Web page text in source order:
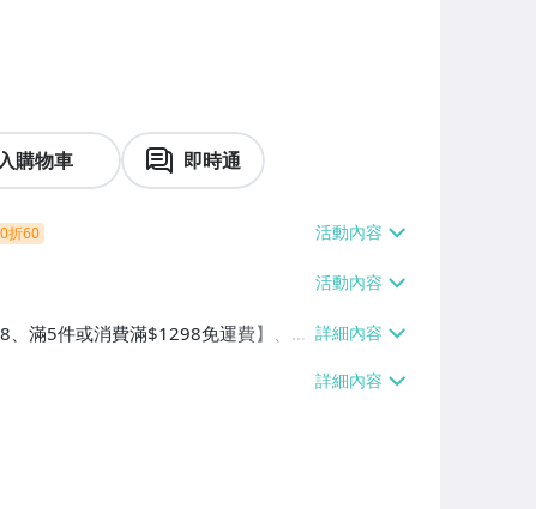
購物車 即時通
折60
、滿5件或消費滿$1298免運費】、7-
爾富取貨付款【單件運費$60、滿5件
【單件運費$120、滿5件或消費滿